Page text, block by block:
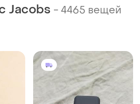
Jacobs -4465 вещей